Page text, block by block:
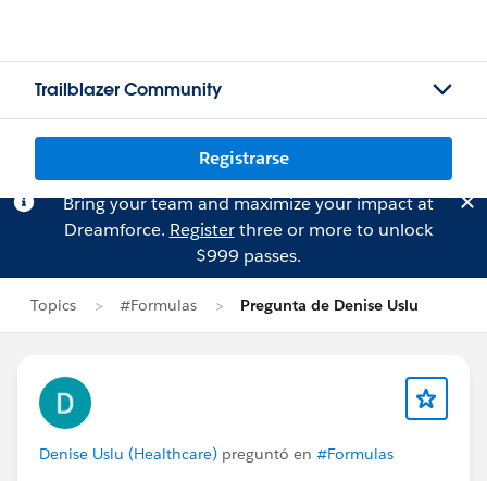
Trailblazer Community
Registrarse
Bring your team and maximize your impact at
Dreamforce. Registerthree or more to unlock
$999 passes.
Topics #Formulas Pregunta de Denise Uslu
Denise Uslu (Healthcare) preguntó en #Formulas